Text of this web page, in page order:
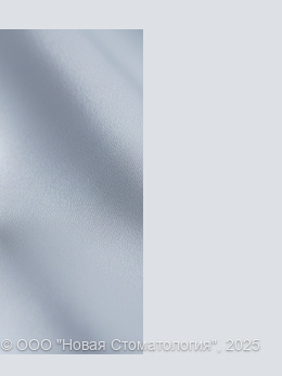
© ООО "Новая Стоматология", 2025